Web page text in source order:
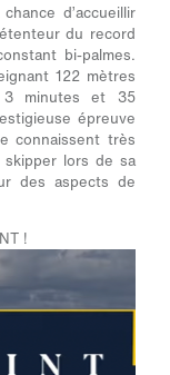
d’accueillir
du record
bi-palmes.
122 mètres
3 minutes et 35
épreuve
connaissent très
skipper lors de sa
des aspects de
!